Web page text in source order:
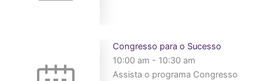
Congresso para o Sucesso
10:00 am - 10:30 am
Assista o programa Congresso